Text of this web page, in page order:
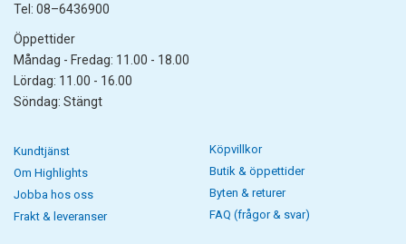
Tel: 08–6436900
Öppettider
Måndag - Fredag: 11.00 - 18.00
Lördag: 11.00 - 16.00
Söndag: Stängt
Kundtjänst
Om Highlights
Jobba hos oss
Frakt & leveranser
Köpvillkor
Butik & öppettider
Byten & returer
FAQ (frågor & svar)